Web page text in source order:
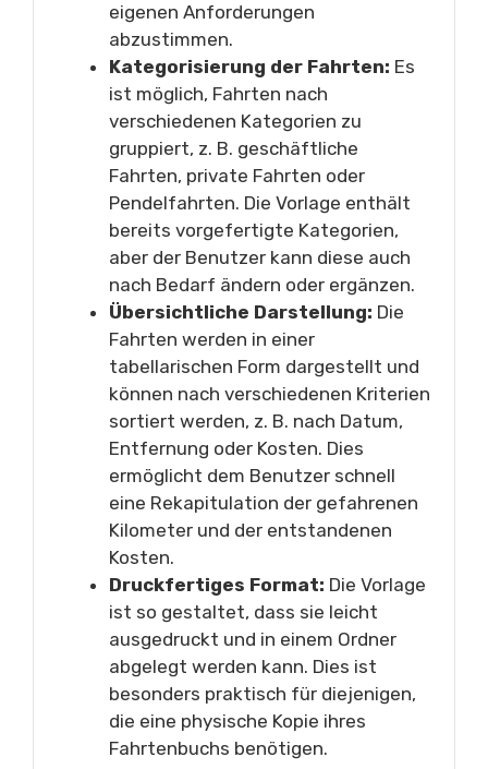
eigenen Anforderungen
abzustimmen.
Kategorisierung der Fahrten: Es
ist möglich, Fahrten nach
verschiedenen Kategorien zu
gruppiert, z. B. geschäftliche
Fahrten, private Fahrten oder
Pendelfahrten. Die Vorlage enthält
bereits vorgefertigte Kategorien,
aber der Benutzer kann diese auch
nach Bedarf ändern oder ergänzen.
Übersichtliche Darstellung: Die
Fahrten werden in einer
tabellarischen Form dargestellt und
können nach verschiedenen Kriterien
sortiert werden, z. B. nach Datum,
Entfernung oder Kosten. Dies
ermöglicht dem Benutzer schnell
eine Rekapitulation der gefahrenen
Kilometer und der entstandenen
Kosten.
Druckfertiges Format: Die Vorlage
ist so gestaltet, dass sie leicht
ausgedruckt und in einem Ordner
abgelegt werden kann. Dies ist
besonders praktisch für diejenigen,
die eine physische Kopie ihres
Fahrtenbuchs benötigen.